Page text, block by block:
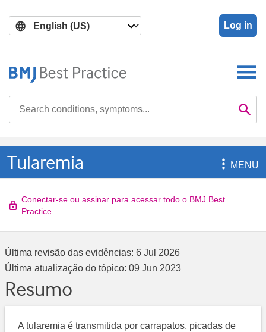
main
search
Log in

Tularemia MENU
Conectar-se ou assinar para acessar todo o BMJ Best
Practice
Última revisão das evidências: 6 Jul 2026
Última atualização do tópico: 09 Jun 2023
Resumo
A tularemia é transmitida por carrapatos, picadas de